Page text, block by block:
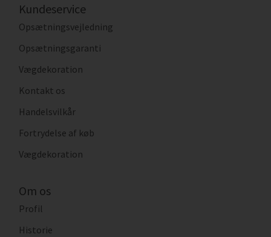
Kundeservice
Opsætningsvejledning
Opsætningsgaranti
Vægdekoration
Kontakt os
Handelsvilkår
Fortrydelse af køb
Vægdekoration
Om os
Profil
Historie